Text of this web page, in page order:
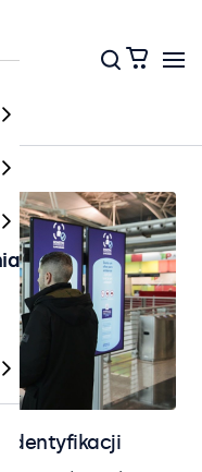
identyfikacji